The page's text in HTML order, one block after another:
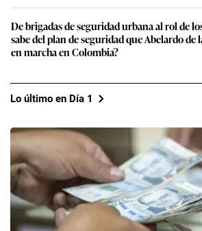
De brigadas de seguridad urbana al rol de
sabe del plan de seguridad que Abelardo de
en marcha en Colombia?
Lo último en Día 1